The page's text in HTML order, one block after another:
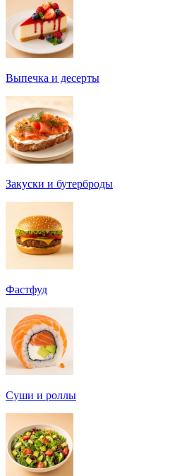
Выпечка и десерты
Закуски и бутерброды
Фастфуд
Суши и роллы